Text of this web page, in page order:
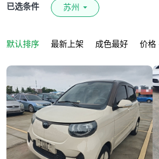
已选条件 苏州
默认排序 最新上架 成色最好 价格